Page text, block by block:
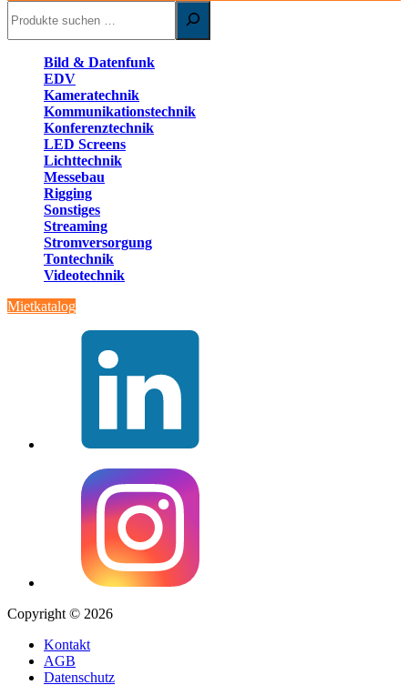
Bild & Datenfunk
EDV
Kameratechnik
Kommunikationstechnik
Konferenztechnik
LED Screens
Lichttechnik
Messebau
Rigging
Sonstiges
Streaming
Stromversorgung
Tontechnik
Videotechnik
Mietkatalog
Copyright © 2026
Kontakt
AGB
Datenschutz